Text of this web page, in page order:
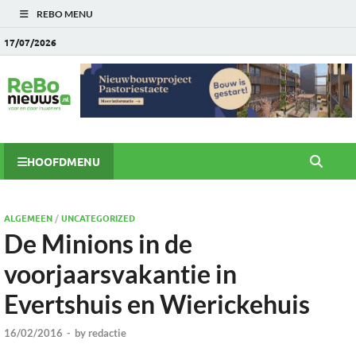
REBO MENU
17/07/2026
HOOFDMENU
ALGEMEEN/UNCATEGORIZED
De Minions in de
voorjaarsvakantie in
Evertshuis en Wierickehuis
16/02/2016 - by redactie